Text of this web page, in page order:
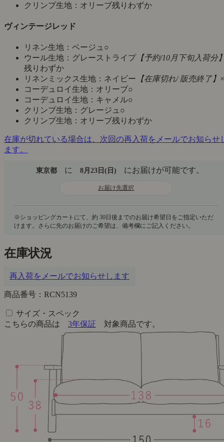
クリンプ生地：オリーブ残りわずか
ヴィンテージレッド
リネン生地：ベージュ ○
ウール生地：グレーストライプ【予約/10月下旬入荷分
残りわずか
リネンミックス生地：ネイビー 【在庫切れ/ 販売終了】 ×
コーデュロイ生地：オリーブ○
コーデュロイ生地：キャメル○
クリンプ生地：グレージュ ○
クリンプ生地：オリーブ残りわずか
在庫が切れている場合は、次回の再入荷をメールでお知らせ
ます。
東京都 に 8月23日(日) にお届けが可能です。
お届け先選択
在庫状況
再入荷をメールでお知らせします
商品番号：RCN5139
サイズ・スペック
こちらの商品は 3年保証 対象商品です。